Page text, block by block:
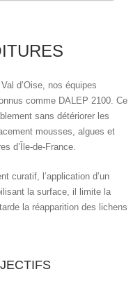
d’Oise, nos équipes
comme DALEP 2100. Ce
sans détériorer les
mousses, algues et
d’Île-de-France.
curatif, l’application d’un
la surface, il limite la
la réapparition des lichens